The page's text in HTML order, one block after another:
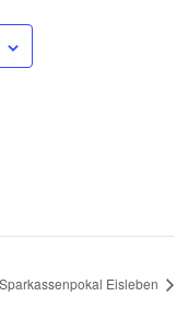
Sparkassenpokal Eisleben